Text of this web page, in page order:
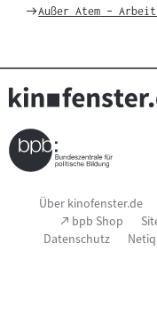
Weiter
Außer Atem –
Seitenfußnavigation
Über kinofenster.de
(Link
öffnet
im
bpb Shop
Datenschutz